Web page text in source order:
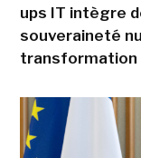
ups IT intègre
souveraineté
transformation